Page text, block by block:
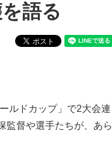
語る
ルドカップ」で2大会連
監督や選手たちが、あら